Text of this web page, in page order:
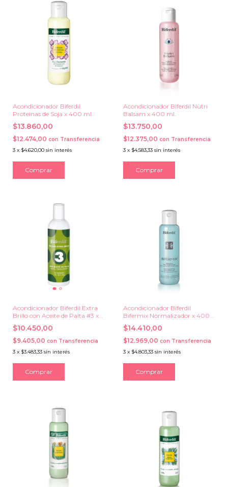
Acondicionador Biferdil
Proteinas de Soja x 400 ml.
$13.860,00
$12.474,00 con Transferencia
3 x $4.620,00 sin interés
Acondicionador Biferdil Nutri
Balsam x 400 ml.
$13.750,00
$12.375,00 con Transferencia
3 x $4.583,33 sin interés
Acondicionador Biferdil Extra
Brillo con Aceite de Palta #3 x
295 ml.
$10.450,00
$9.405,00 con Transferencia
3 x $3.483,33 sin interés
Acondicionador Biferdil
Bifermix Normalizador x 400
ml.
$14.410,00
$12.969,00 con Transferencia
3 x $4.803,33 sin interés